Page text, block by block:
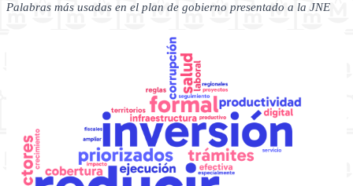
Palabras más usadas en el plan de gobierno presentado a la JNE